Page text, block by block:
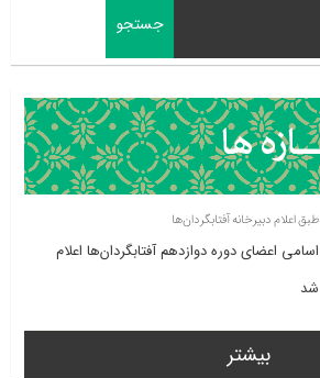
طبق اعلام دبیرخانه آفتابگردان‌ها
اسامی اعضای دوره دوازدهم آفتابگردان‌ها اعلام
شد
بیشتر